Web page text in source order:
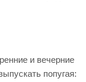
и вечерние
попугая: